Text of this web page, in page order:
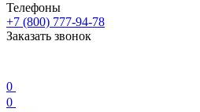
Телефоны
+7 (800) 777-94-78
Заказать звонок
0
0